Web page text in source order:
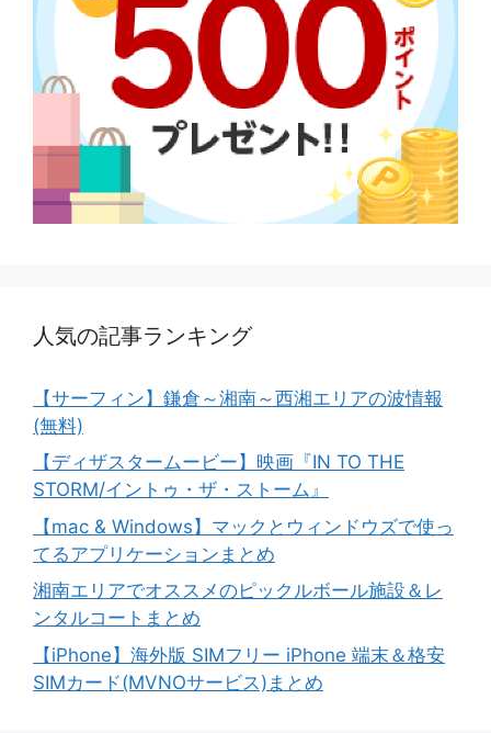
人気の記事ランキング
【サーフィン】鎌倉～湘南～西湘エリアの波情報
(無料)
【ディザスタームービー】映画『IN TO THE
STORM/イントゥ・ザ・ストーム』
【mac & Windows】マックとウィンドウズで使っ
てるアプリケーションまとめ
湘南エリアでオススメのピックルボール施設＆レ
ンタルコートまとめ
【iPhone】海外版 SIMフリー iPhone 端末＆格安
SIMカード(MVNOサービス)まとめ